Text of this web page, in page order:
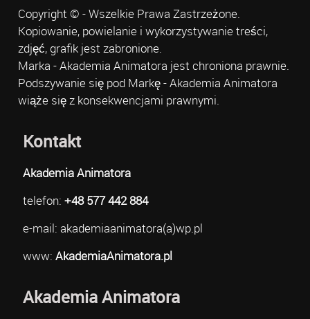
Copyright © - Wszelkie Prawa Zastrzeżone.
Kopiowanie, powielanie i wykorzystywanie treści,
zdjęć, grafik jest zabronione.
Marka - Akademia Animatora jest chroniona prawnie.
Podszywanie się pod Markę - Akademia Animatora
wiąże się z konsekwencjami prawnymi.
Kontakt
Akademia Animatora
telefon: +48 577 442 884
e-mail: akademiaanimatora(a)wp.pl
www: AkademiaAnimatora.pl
Akademia Animatora